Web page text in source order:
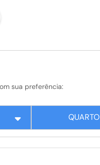
sua preferência:
QUARTO